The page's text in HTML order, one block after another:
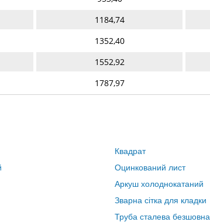
1184,74
1352,40
1552,92
1787,97
Квадрат
Оцинкований лист
Аркуш холоднокатаний
Зварна сітка для кладки
Труба сталева безшовна